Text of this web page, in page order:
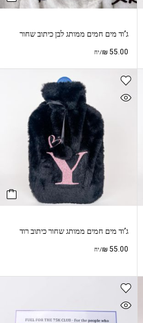
ג’וד מים חמים ממותג לבן כיתוב שחור
₪55.00 /יח
ג’וד מים חמים ממותג שחור כיתוב רוד
₪55.00 /יח